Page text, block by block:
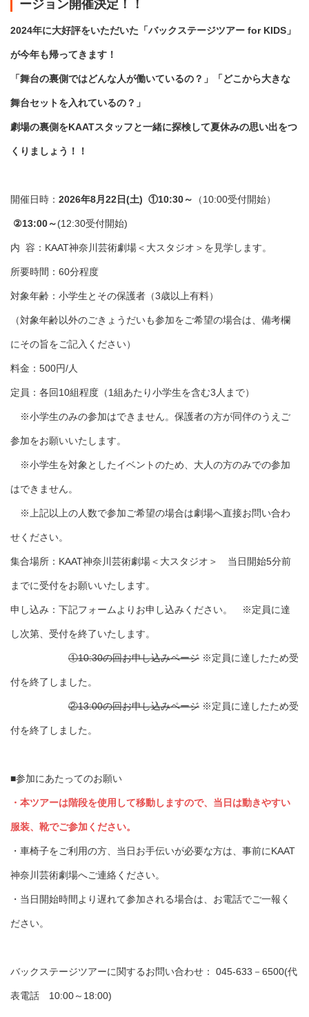
ージョン開催決定！！
2024年に大好評をいただいた「バックステージツアー for KIDS」
が今年も帰ってきます！
「舞台の裏側ではどんな人が働いているの？」「どこから大きな
舞台セットを入れているの？」
劇場の裏側をKAATスタッフと一緒に探検して夏休みの思い出をつ
くりましょう！！
開催日時： 2026年8月22日(土) ①10:30～ （10:00受付開始）
②13:00～(12:30受付開始)
内 容：KAAT神奈川芸術劇場＜大スタジオ＞を見学します。
所要時間：60分程度
対象年齢：小学生とその保護者（3歳以上有料）
（対象年齢以外のごきょうだいも参加をご希望の場合は、備考欄
にその旨をご記入ください）
料金：500円/人
定員：各回10組程度（1組あたり小学生を含む3人まで）
※小学生のみの参加はできません。保護者の方が同伴のうえご
参加をお願いいたします。
※小学生を対象としたイベントのため、大人の方のみでの参加
はできません。
※上記以上の人数で参加ご希望の場合は劇場へ直接お問い合わ
せください。
集合場所：KAAT神奈川芸術劇場＜大スタジオ＞ 当日開始5分前
までに受付をお願いいたします。
申し込み：下記フォームよりお申し込みください。 ※定員に達
し次第、受付を終了いたします。
①10:30の回お申し込みページ ※定員に達したため受
付を終了しました。
②13:00の回お申し込みページ ※定員に達したため受
付を終了しました。
■参加にあたってのお願い
・本ツアーは階段を使用して移動しますので、当日は動きやすい
服装、靴でご参加ください。
・車椅子をご利用の方、当日お手伝いが必要な方は、事前にKAAT
神奈川芸術劇場へご連絡ください。
・当日開始時間より遅れて参加される場合は、お電話でご一報く
ださい。
バックステージツアーに関するお問い合わせ： 045-633－6500(代
表電話 10:00～18:00)